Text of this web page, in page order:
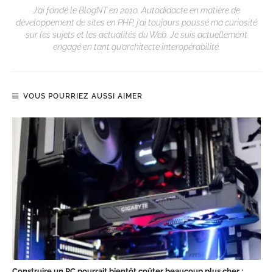
J’ai fondé le BlogNT en 2010. Autodidacte en matière de
développement de sites en PHP, j’ai toujours poussé ma curiosité
sur les sujets et les actualités du Web. Je suis actuellement
engagé en tant qu’architecte interopérabilité.
VOUS POURRIEZ AUSSI AIMER